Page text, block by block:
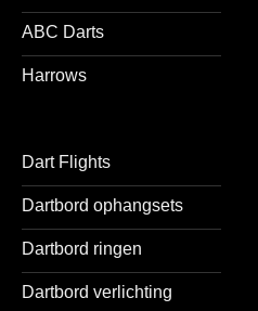
ABC Darts
Harrows
Dart Flights
Dartbord ophangsets
Dartbord ringen
Dartbord verlichting